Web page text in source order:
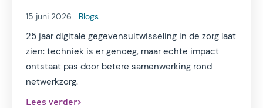
15 juni 2026 Blogs
25 jaar digitale gegevensuitwisseling in de zorg laat
zien: techniek is er genoeg, maar echte impact
ontstaat pas door betere samenwerking rond
netwerkzorg.
Lees verder